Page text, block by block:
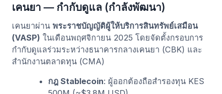
เคนยา — กำกับดูแล (กำลังพัฒนา)
เคนยาผ่าน พระราชบัญญัติผู้ให้บริการสินทรัพย์เสมือน
(VASP) ในเดือนพฤศจิกายน 2025 โดยจัดตั้งกรอบการ
กำกับดูแลร่วมระหว่างธนาคารกลางเคนยา (CBK) และ
สำนักงานตลาดทุน (CMA)
กฎ Stablecoin: ผู้ออกต้องถือสำรองทุน KES